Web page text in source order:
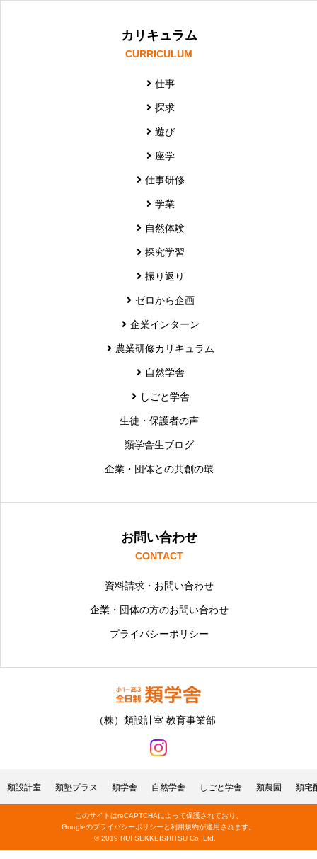
カリキュラム
CURRICULUM
仕事
探求
遊び
座学
仕事研修
学業
自然体験
探究学習
振り返り
ゼロから企画
企業インターン
農業研修カリキュラム
自然学舎
しごと学舎
生徒・保護者の声
類学舎生ブログ
企業・団体との共創の環
お問い合わせ
CONTACT
資料請求・お問い合わせ
企業・団体の方のお問い合わせ
プライバシーポリシー
（株）類設計室 教育事業部
類設計室 類塾プラス 類学舎 自然学舎 しごと学舎 類農園 類宅
このサイトはreCAPTCHAによって保護されており、
Googleのプライバシーポリシー と利用規約が適用されます。
© 2019 RUI SEKKEISHITSU Co.,Ltd.